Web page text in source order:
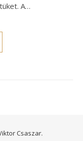
A…
Csaszar.